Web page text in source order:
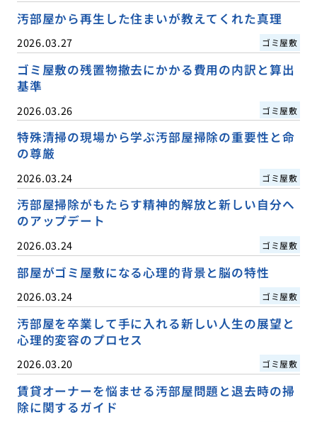
汚部屋から再生した住まいが教えてくれた真理
2026.03.27 ゴミ屋敷
ゴミ屋敷の残置物撤去にかかる費用の内訳と算出
基準
2026.03.26 ゴミ屋敷
特殊清掃の現場から学ぶ汚部屋掃除の重要性と命
の尊厳
2026.03.24 ゴミ屋敷
汚部屋掃除がもたらす精神的解放と新しい自分へ
のアップデート
2026.03.24 ゴミ屋敷
部屋がゴミ屋敷になる心理的背景と脳の特性
2026.03.24 ゴミ屋敷
汚部屋を卒業して手に入れる新しい人生の展望と
心理的変容のプロセス
2026.03.20 ゴミ屋敷
賃貸オーナーを悩ませる汚部屋問題と退去時の掃
除に関するガイド